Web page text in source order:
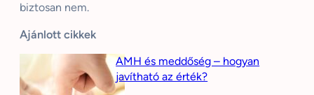
biztosan nem.
Ajánlott cikkek
AMH és meddőség – hogyan
javítható az érték?